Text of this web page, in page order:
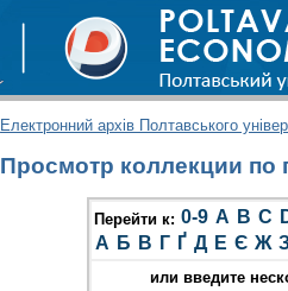
Електронний архів Полтавського
Просмотр коллекции по
Перейти к: 0-9 A B C
А Б В Г Ґ Д Е Є Ж
или введите